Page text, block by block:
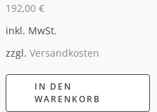
192,00 €
inkl. MwSt.
zzgl. Versandkosten
IN DEN
WARENKORB